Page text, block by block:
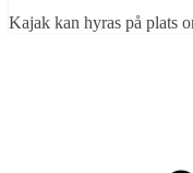
Kajak kan hyras på plats